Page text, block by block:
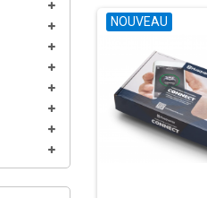
NOUVEAU